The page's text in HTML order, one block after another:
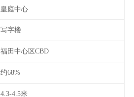
皇庭中心
写字楼
福田中心区CBD
约68%
4.3-4.5米